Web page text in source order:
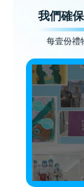
我們確
每壹份禮